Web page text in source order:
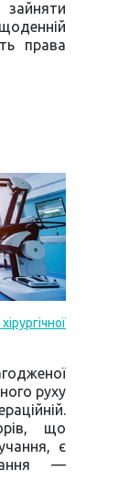
зайняти
права
руху
що
є
—